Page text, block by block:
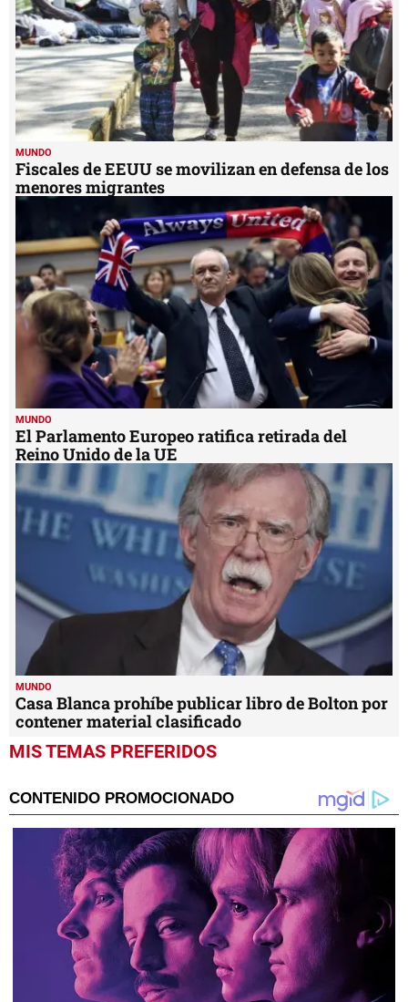
MUNDO
Fiscales de EEUU se movilizan en defensa de los
menores migrantes
MUNDO
El Parlamento Europeo ratifica retirada del
Reino Unido de la UE
MUNDO
Casa Blanca prohíbe publicar libro de Bolton por
contener material clasificado
MIS TEMAS PREFERIDOS